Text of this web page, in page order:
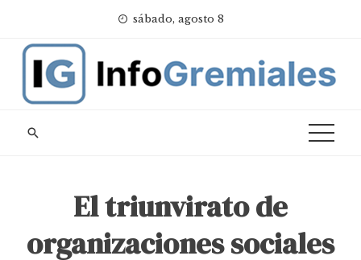
content
sábado, agosto 8
El triunvirato de
organizaciones sociales